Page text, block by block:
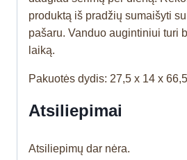
produktą iš pradžių sumaišyti
pašaru. Vanduo augintiniui turi
laiką.
Pakuotės dydis: 27,5 x 14 x
Atsiliepimai
Atsiliepimų dar nėra.